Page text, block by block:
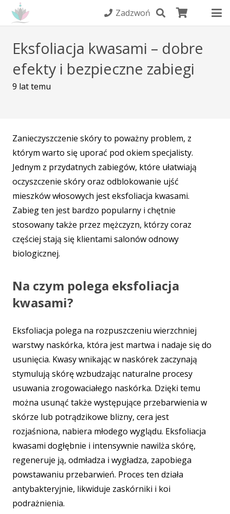
Zadzwoń
Eksfoliacja kwasami – dobre
efekty i bezpieczne zabiegi
9 lat temu
Zanieczyszczenie skóry to poważny problem, z
którym warto się uporać pod okiem specjalisty.
Jednym z przydatnych zabiegów, które ułatwiają
oczyszczenie skóry oraz odblokowanie ujść
mieszków włosowych jest eksfoliacja kwasami.
Zabieg ten jest bardzo popularny i chętnie
stosowany także przez mężczyzn, którzy coraz
częściej stają się klientami salonów odnowy
biologicznej.
Na czym polega eksfoliacja
kwasami?
Eksfoliacja polega na rozpuszczeniu wierzchniej
warstwy naskórka, która jest martwa i nadaje się do
usunięcia. Kwasy wnikając w naskórek zaczynają
stymulują skórę wzbudzając naturalne procesy
usuwania zrogowaciałego naskórka. Dzięki temu
można usunąć także występujące przebarwienia w
skórze lub potrądzikowe blizny, cera jest
rozjaśniona, nabiera młodego wyglądu. Eksfoliacja
kwasami dogłębnie i intensywnie nawilża skórę,
regeneruje ją, odmładza i wygładza, zapobiega
powstawaniu przebarwień. Proces ten działa
antybakteryjnie, likwiduje zaskórniki i koi
podrażnienia.